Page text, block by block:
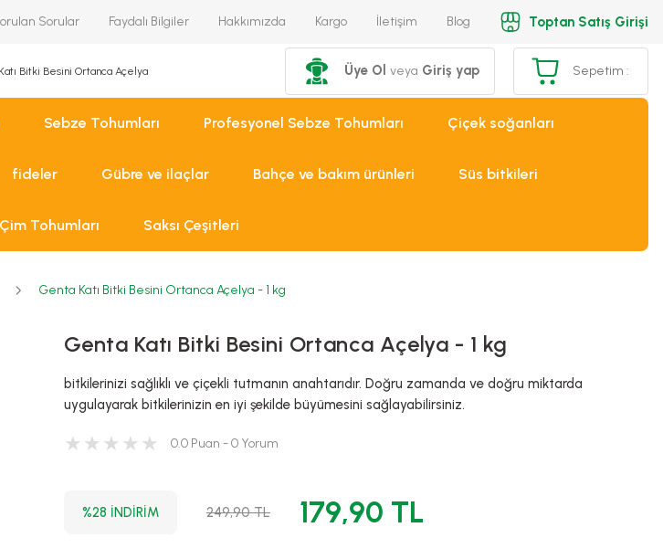
Sorular Faydalı Bilgiler Hakkımızda Kargo İletişim Blog Toptan Satış Girişi
Üye Ol veya Giriş yap Sepetim :
Sebze Tohumları Profesyonel Sebze Tohumları Çiçek soğanları
fideler Gübre ve ilaçlar Bahçe ve bakım ürünleri Süs bitkileri
Çim Tohumları Saksı Çeşitleri
Genta Katı Bitki Besini Ortanca Açelya - 1 kg
Genta Katı Bitki Besini Ortanca Açelya - 1 kg
bitkilerinizi sağlıklı ve çiçekli tutmanın anahtarıdır. Doğru zamanda ve doğru miktarda
uygulayarak bitkilerinizin en iyi şekilde büyümesini sağlayabilirsiniz.
0.0 Puan - 0 Yorum
%28 İNDİRİM 249,90 TL 179,90 TL